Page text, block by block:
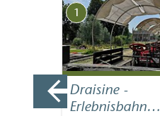
1
Draisine -
Erlebnisbahn…